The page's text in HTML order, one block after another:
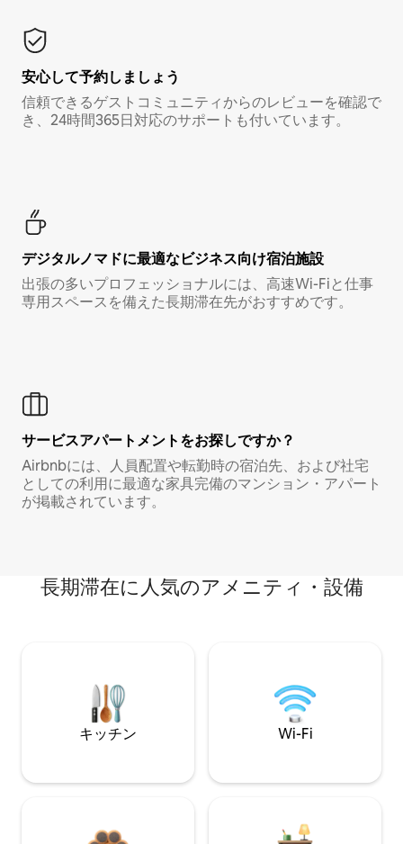
安心して予約しましょう
信頼できるゲストコミュニティからのレビューを確認で
き、24時間365日対応のサポートも付いています。
デジタルノマド⁠に最⁠適⁠なビ⁠ジ⁠ネ⁠ス⁠向⁠け宿⁠泊⁠施⁠設
出張の多いプロフェッショナルには、高速Wi-Fiと仕事
専用スペースを備えた長期滞在先がおすすめです。
サービスアパートメントをお探しですか？
Airbnbには、人員配置や転勤時の宿泊先、および社宅
としての利用に最適な家具完備のマンション・アパート
が掲載されています。
長期滞在に人気のアメニティ・設備
キッチン Wi-Fi